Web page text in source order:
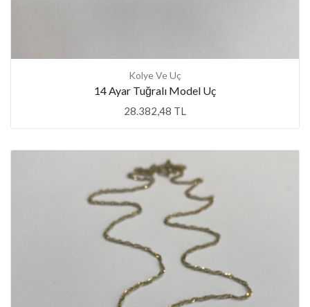
Kolye Ve Uç
14 Ayar Tuğralı Model Uç
28.382,48 TL